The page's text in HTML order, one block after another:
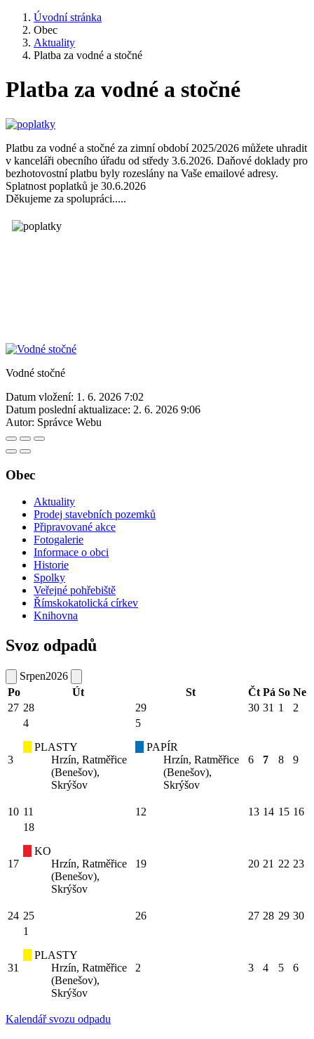
Úvodní stránka
Obec
Aktuality
Platba za vodné a stočné
Platba za vodné a stočné
Platbu za vodné a stočné za zimní období 2025/2026 můžete uhradit
v kanceláři obecního úřadu od středy 3.6.2026. Daňové doklady pro
bezhotovostní platbu byly rozeslány na Vaše emailové adresy.
Splatnost poplatků je 30.6.2026
Děkujeme za spolupráci.....
Vodné stočné
Datum vložení: 1. 6. 2026 7:02
Datum poslední aktualizace: 2. 6. 2026 9:06
Autor: Správce Webu
Obec
Aktuality
Prodej stavebních pozemků
Připravované akce
Fotogalerie
Informace o obci
Historie
Spolky
Veřejné pohřebiště
Římskokatolická církev
Knihovna
Svoz odpadů
Srpen2026
Po
Út St Čt Pá So Ne
27 28 29 30 31 1 2
3
4
PLASTY
Hrzín, Ratměřice
(Benešov),
Skrýšov
5
PAPÍR
Hrzín, Ratměřice
(Benešov),
Skrýšov
6 7 8 9
10 11 12 13 14 15 16
17
18
KO
Hrzín, Ratměřice
(Benešov),
Skrýšov
19 20 21 22 23
24 25 26 27 28 29 30
31
1
PLASTY
Hrzín, Ratměřice
(Benešov),
Skrýšov
2 3 4 5 6
Kalendář svozu odpadu